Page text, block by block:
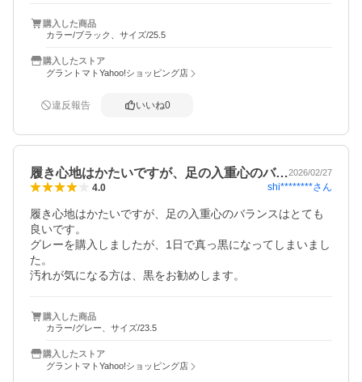
購入した商品
カラー/ブラック、サイズ/25.5
購入したストア
グラントマトYahoo!ショッピング店
違反報告 いいね0
履き心地はかたいですが、足の入重心のバ…2026/02/27
4.0 shi********さん
履き心地はかたいですが、足の入重心のバランスはとても
良いです。
グレーを購入しましたが、1日で真っ黒になってしまいまし
た。
購入した商品
カラー/グレー、サイズ/23.5
購入したストア
グラントマトYahoo!ショッピング店